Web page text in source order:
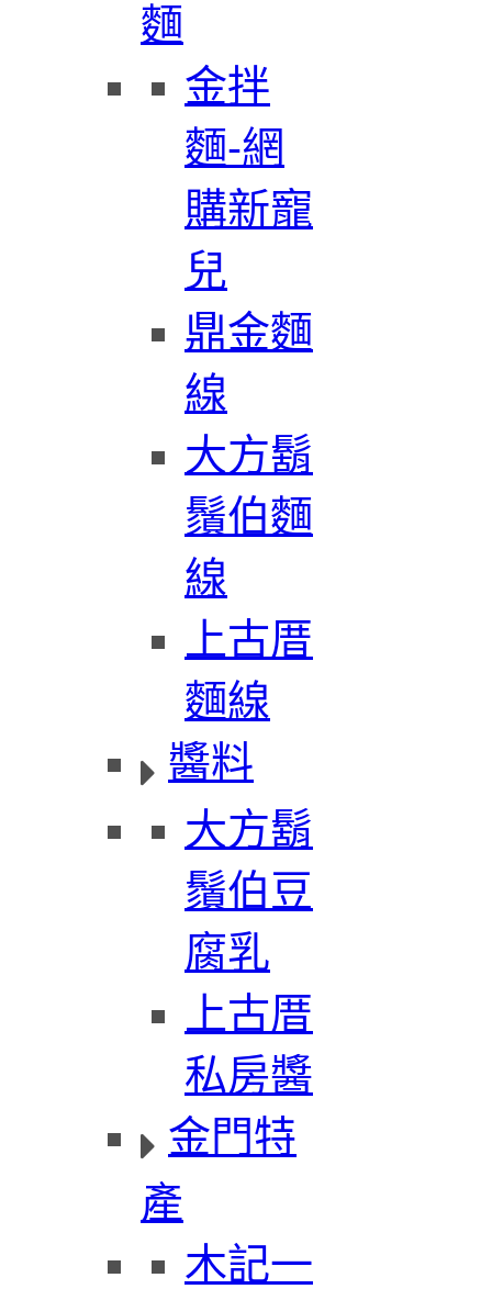
麵
金拌
麵-網
購新寵
兒
鼎金麵
線
大方鬍
鬚伯麵
線
上古厝
麵線
醬料
大方鬍
鬚伯豆
腐乳
上古厝
私房醬
金門特
產
木記一